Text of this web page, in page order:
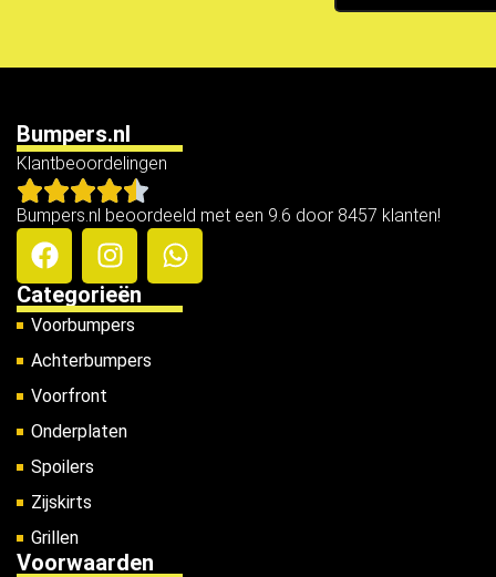
Bumpers.nl
Klantbeoordelingen
Bumpers.nl beoordeeld met een 9.6 door 8457 klanten!
Categorieën
Voorbumpers
Achterbumpers
Voorfront
Onderplaten
Spoilers
Zijskirts
Grillen
Voorwaarden